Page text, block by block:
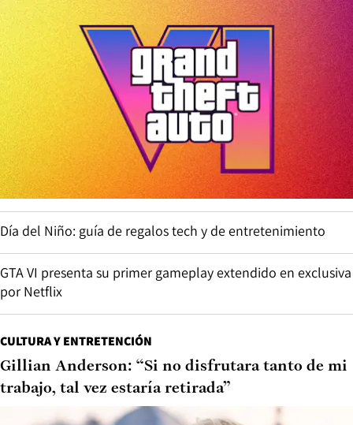
Día del Niño: guía de regalos tech y de entretenimiento
GTA VI presenta su primer gameplay extendido en exclusiva
por Netflix
CULTURA Y ENTRETENCIÓN
Gillian Anderson: “Si no disfrutara tanto de mi
trabajo, tal vez estaría retirada”